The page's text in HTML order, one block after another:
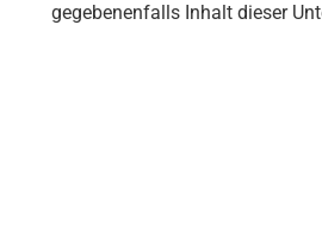
gegebenenfalls Inhalt dieser